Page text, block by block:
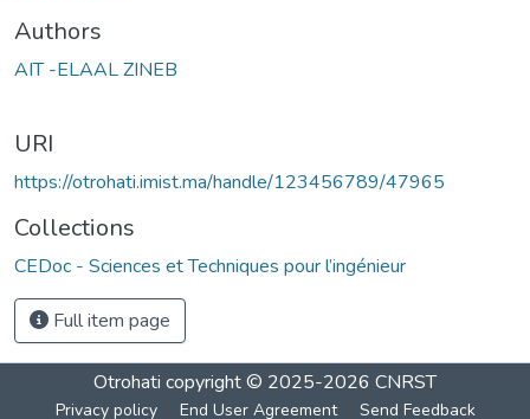
Authors
AIT -ELAAL ZINEB
URI
https://otrohati.imist.ma/handle/123456789/47965
Collections
CEDoc - Sciences et Techniques pour l’ingénieur
Full item page
Otrohati copyright © 2025-2026 CNRST
Privacy policy End User Agreement Send Feedback